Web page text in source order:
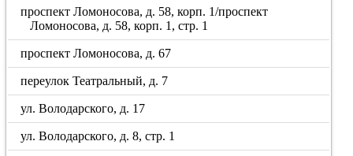
проспект Ломоносова, д. 58, корп. 1/проспект
Ломоносова, д. 58, корп. 1, стр. 1
проспект Ломоносова, д. 67
переулок Театральный, д. 7
ул. Володарского, д. 17
ул. Володарского, д. 8, стр. 1